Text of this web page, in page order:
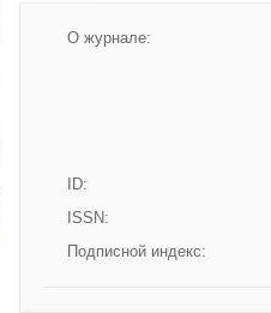
О журнале:
ID:
ISSN:
Подписной индекс: